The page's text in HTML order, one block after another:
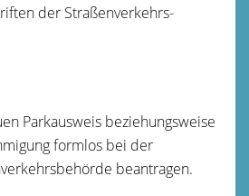
der Straßenverkehrs-
Parkausweis beziehungsweise
formlos bei der
beantragen.